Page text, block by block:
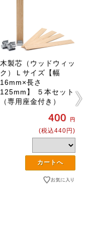
木製芯（ウッドウィッ
ク）Ｌサイズ【幅
16mm×長さ
125mm】 ５本セット
（専用座金付き）
400 円
(税込440円)